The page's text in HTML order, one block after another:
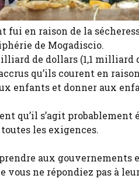
fui en raison de la
de Mogadiscio.
de dollars (1,1
qu’ils courent en
enfants et donner aux
qu’il s’agit
les exigences.
aux
ne répondiez pas à